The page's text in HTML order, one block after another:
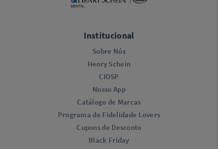
Institucional
Sobre Nós
Henry Schein
CIOSP
Nosso App
Catálogo de Marcas
Programa de Fidelidade Lovers​
Cupons de Desconto
Black Friday